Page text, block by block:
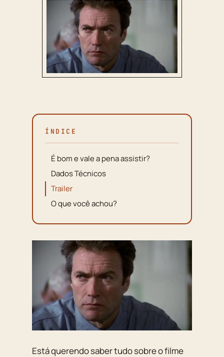
ÍNDICE
É bom e vale a pena assistir?
Dados Técnicos
Trailer
O que você achou?
Está querendo saber tudo sobre o filme